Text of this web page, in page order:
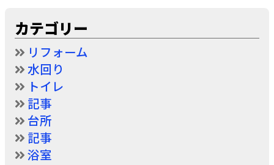
カテゴリー
リフォーム
水回り
トイレ
記事
台所
記事
浴室